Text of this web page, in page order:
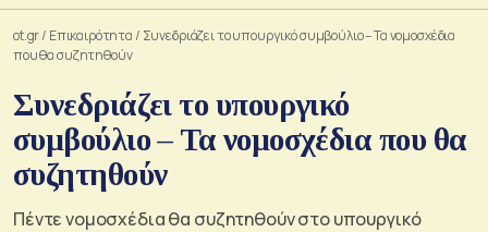
ot.gr/ Επικαιρότητα / Συνεδριάζει το υπουργικό συμβούλιο – Τα νομοσχέδια
που θα συζητηθούν
Συνεδριάζει το υπουργικό
συμβούλιο – Τα νομοσχέδια που θα
συζητηθούν
Πέντε νομοσχέδια θα συζητηθούν στο υπουργικό